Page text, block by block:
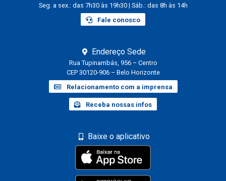
Seg. a sex.: das 7h30 às 19h30 | Sáb.: das 8h às 14h
Fale conosco
Endereço Sede
Rua Tupinambás, 956 – Centro
CEP 30120-906 – Belo Horizonte
Relacionamento com a imprensa
Receba nossas infos
Baixe o aplicativo